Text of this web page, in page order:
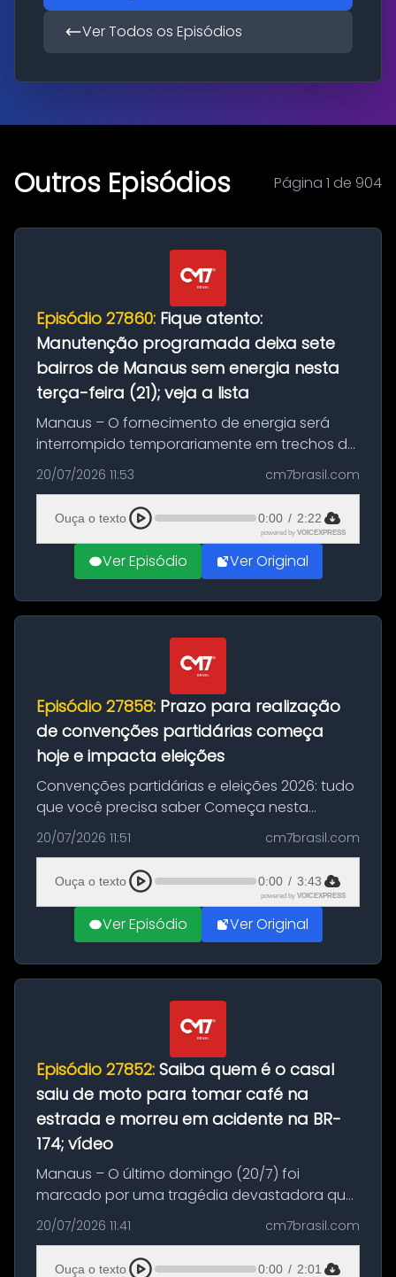
Ver Todos os Episódios
Outros Episódios Página 1 de 904
Episódio 27860: Fique atento:
Manutenção programada deixa sete
bairros de Manaus sem energia nesta
terça-feira (21); veja a lista
Manaus – O fornecimento de energia será
interrompido temporariamente em trechos de
sete bairros de Manaus nesta terça-feira (21).
A suspensão programada ocorrerá para a
execução de serviços de manuten...
20/07/2026 11:53 cm7brasil.com
Ouça o texto 0:00 / 2:22
powered by VOICEXPRESS
Ver Episódio Ver Original
Episódio 27858: Prazo para realização
de convenções partidárias começa
hoje e impacta eleições
Convenções partidárias e eleições 2026: tudo
que você precisa saber Começa nesta
segunda-feira e vai até 5 de agosto o prazo
para que partidos políticos e federações
partidárias realizem suas convençõ...
20/07/2026 11:51 cm7brasil.com
Ouça o texto 0:00 / 3:43
powered by VOICEXPRESS
Ver Episódio Ver Original
Episódio 27852: Saiba quem é o casal
saiu de moto para tomar café na
estrada e morreu em acidente na BR-
174; vídeo
Manaus – O último domingo (20/7) foi
marcado por uma tragédia devastadora que
resultou na morte precoce de dois jovens na
BR-174, na zona rural de Manaus. Um passeio
com destino a um típico café regio...
20/07/2026 11:41 cm7brasil.com
Ouça o texto 0:00 / 2:01